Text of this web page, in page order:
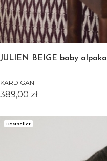
JULIEN BEIGE baby alpaka
KARDIGAN
Cena
389,00 zł
Bestseller